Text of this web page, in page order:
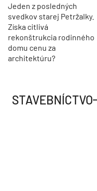
Jeden z posledných
svedkov starej Petržalky.
Získa citlivá
rekonštrukcia rodinného
domu cenu za
architektúru?
STAVEBNÍCTVO